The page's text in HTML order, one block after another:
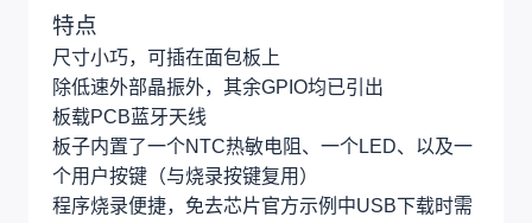
特点
尺寸小巧，可插在面包板上
除低速外部晶振外，其余GPIO均已引出
板载PCB蓝牙天线
板子内置了一个NTC热敏电阻、一个LED、以及一
个用户按键（与烧录按键复用）
程序烧录便捷，免去芯片官方示例中USB下载时需